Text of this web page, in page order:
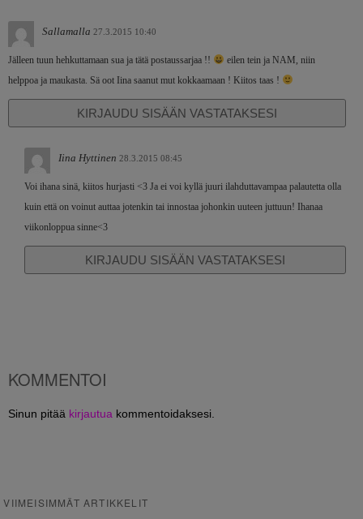
Sallamalla 27.3.2015 10:40
Jälleen tuun hehkuttamaan sua ja tätä postaussarjaa !!
eilen tein ja NAM, niin
helppoa ja maukasta. Sä oot Iina saanut mut kokkaamaan ! Kiitos taas !
KIRJAUDU SISÄÄN VASTATAKSESI
Iina Hyttinen 28.3.2015 08:45
Voi ihana sinä, kiitos hurjasti <3 Ja ei voi kyllä juuri ilahduttavampaa palautetta olla
kuin että on voinut auttaa jotenkin tai innostaa johonkin uuteen juttuun! Ihanaa
viikonloppua sinne<3
KIRJAUDU SISÄÄN VASTATAKSESI
KOMMENTOI
Sinun pitää kirjautua kommentoidaksesi.
VIIMEISIMMÄT ARTIKKELIT